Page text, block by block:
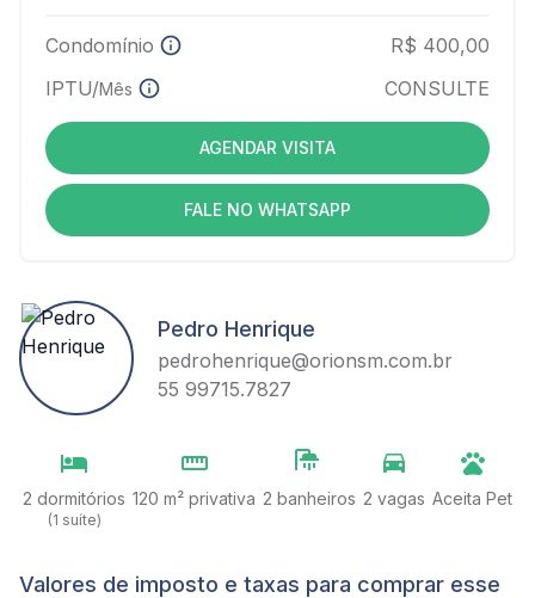
Condomínio
R$ 400,00
IPTU/Mês CONSULTE
AGENDAR VISITA
FALE NO WHATSAPP
Pedro Henrique
pedrohenrique@orionsm.com.br
55 99715.7827
2 dormitórios
(1 suíte)
120 m² privativa 2 banheiros 2 vagas Aceita Pet
Valores de imposto e taxas para comprar esse